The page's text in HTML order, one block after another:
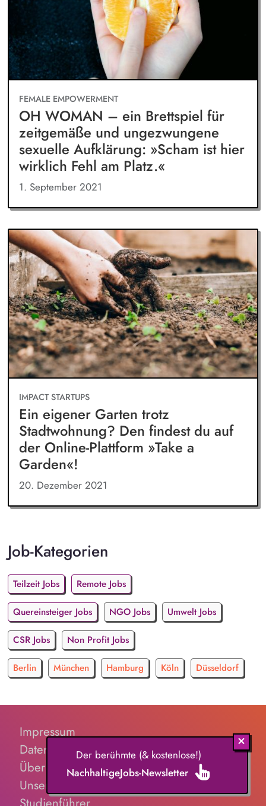
FEMALE EMPOWERMENT
OH WOMAN – ein Brettspiel für
zeitgemäße und ungezwungene
sexuelle Aufklärung: »Scham ist hier
wirklich Fehl am Platz.«
1. September 2021
IMPACT STARTUPS
Ein eigener Garten trotz
Stadtwohnung? Den findest du auf
der Online-Plattform »Take a
Garden«!
20. Dezember 2021
Job-Kategorien
Teilzeit Jobs Remote Jobs
Quereinsteiger Jobs NGO Jobs Umwelt Jobs
CSR Jobs Non Profit Jobs
Berlin München Hamburg Köln Düsseldorf
Impressum
Datenschutz
Über Uns
Unsere Partner
Der berühmte (& kostenlose!)
NachhaltigeJobs-Newsletter